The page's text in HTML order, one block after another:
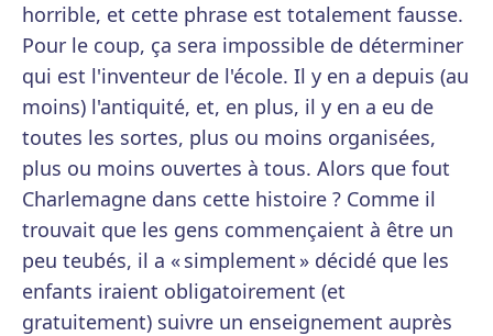
horrible, et cette phrase est totalement fausse.
Pour le coup, ça sera impossible de déterminer
qui est l'inventeur de l'école. Il y en a depuis (au
moins) l'antiquité, et, en plus, il y en a eu de
toutes les sortes, plus ou moins organisées,
plus ou moins ouvertes à tous. Alors que fout
Charlemagne dans cette histoire ? Comme il
trouvait que les gens commençaient à être un
peu teubés, il a « simplement » décidé que les
enfants iraient obligatoirement (et
gratuitement) suivre un enseignement auprès